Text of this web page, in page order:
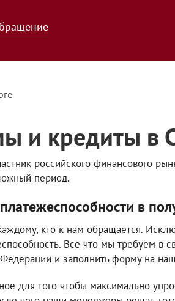
и кредиты в
российского финансового
период.
в
кто к нам обращается.
Все что мы требуем в
и заполнить форму на
для того чтобы максимально